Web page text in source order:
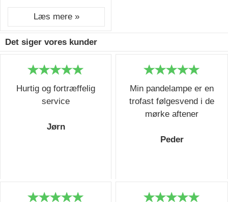
Læs mere »
Det siger vores kunder
Hurtig og fortræffelig
service
Jørn
Min pandelampe er en
trofast følgesvend i de
mørke aftener
Peder